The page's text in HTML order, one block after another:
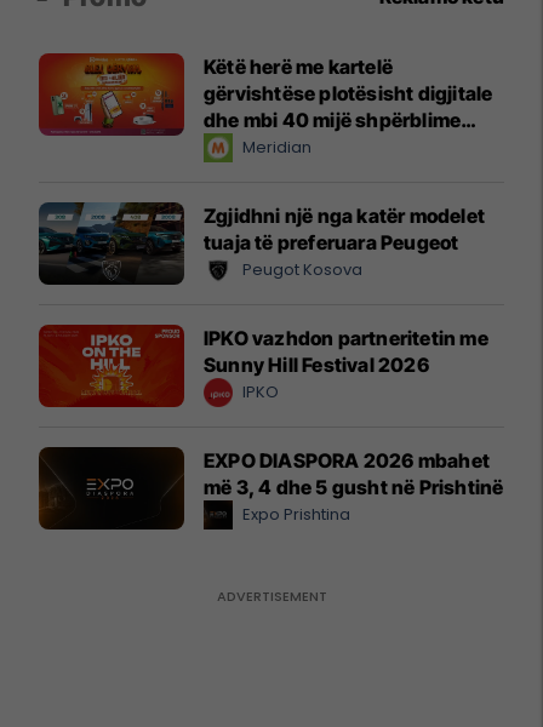
Këtë herë me kartelë
gërvishtëse plotësisht digjitale
dhe mbi 40 mijë shpërblime
instant!Meridian
Zgjidhni një nga katër modelet
tuaja të preferuara Peugeot
Peugot Kosova
IPKO vazhdon partneritetin me
Sunny Hill Festival 2026
IPKO
EXPO DIASPORA 2026 mbahet
më 3, 4 dhe 5 gusht në Prishtinë
Expo Prishtina